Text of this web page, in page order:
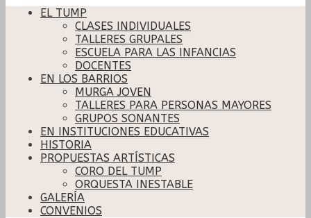
la
navegación
contenidoEL TUMP
CLASES INDIVIDUALES
TALLERES GRUPALES
ESCUELA PARA LAS INFANCIAS
DOCENTES
EN LOS BARRIOS
MURGA JOVEN
TALLERES PARA PERSONAS MAYORES
GRUPOS SONANTES
EN INSTITUCIONES EDUCATIVAS
HISTORIA
PROPUESTAS ARTÍSTICAS
CORO DEL TUMP
ORQUESTA INESTABLE
GALERÍA
CONVENIOS